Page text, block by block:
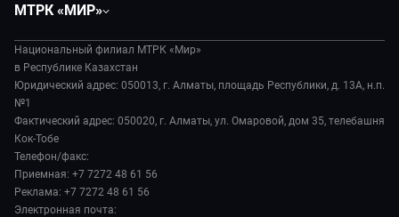
Экономика
Происшествия
Наука и технологии
Здоровье и медицина
Спорт
Авто
Культура
Вместе выгодно
Евразия. Культурно
Евразия. Регионы
Наши иностранцы
Пять причин поехать в...
Сделано в Содружестве
МТРК «МИР»
История
Руководство
Лица мира
Пресса о нас
Карьера
Реклама
Национальный филиал МТРК «Мир»
в Республике Казахстан
Юридический адрес: 050013, г. Алматы, площадь Республики, д. 13А, н.п.
№1
Фактический адрес: 050020, г. Алматы, ул. Омаровой, дом 35, телебашня
Кок-Тобе
Телефон/факс:
Приемная: +7 7272 48 61 56
Реклама: +7 7272 48 61 56
Электронная почта: